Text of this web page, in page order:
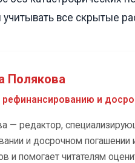
учитывать все скрытые
Полякова
рефинансированию и
— редактор,
и досрочном погашении
и помогает читателям